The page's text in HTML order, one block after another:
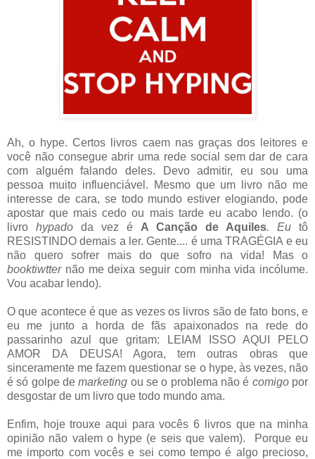
Ah, o hype. Certos livros caem nas graças dos leitores e
você não consegue abrir uma rede social sem dar de cara
com alguém falando deles. Devo admitir, eu sou uma
pessoa muito influenciável. Mesmo que um livro não me
interesse de cara, se todo mundo estiver elogiando, pode
apostar que mais cedo ou mais tarde eu acabo lendo. (o
livro hypado da vez é A Canção de Aquiles. Eu tô
RESISTINDO demais a ler. Gente.... é uma TRAGÉGIA e eu
não quero sofrer mais do que sofro na vida! Mas o
booktiwtter não me deixa seguir com minha vida incólume.
Vou acabar lendo).
O que acontece é que as vezes os livros são de fato bons, e
eu me junto a horda de fãs apaixonados na rede do
passarinho azul que gritam: LEIAM ISSO AQUI PELO
AMOR DA DEUSA! Agora, tem outras obras que
sinceramente me fazem questionar se o hype, às vezes, não
é só golpe demarketing ou se o problema não é comigo por
desgostar de um livro que todo mundo ama.
Enfim, hoje trouxe aqui para vocês 6 livros que na minha
opinião não valem o hype (e seis que valem). Porque eu
me importo com vocês e sei como tempo é algo precioso,